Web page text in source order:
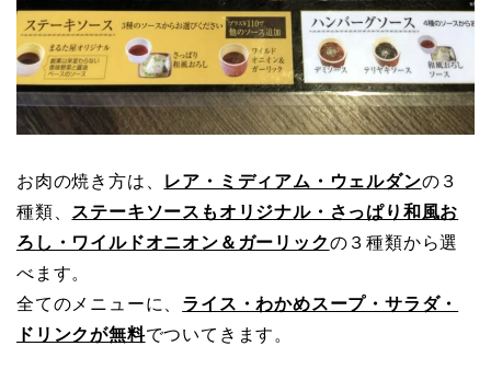
お肉の焼き方は、 レア・ミディアム・ウェルダンの３
種類、 ステーキソースもオリジナル・さっぱり和風お
ろし・ワイルドオニオン＆ガーリックの３種類から選
べます。
全てのメニューに、 ライス・わかめスープ・サラダ・
ドリンクが無料でついてきます。